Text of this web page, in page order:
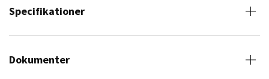
Specifikationer
Dokumenter